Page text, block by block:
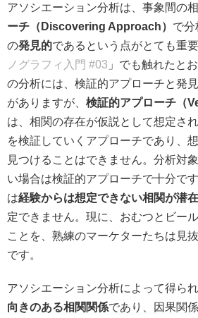
アソシエーション分析は、事象間の
ーチ（Discovering Approach） で分
の発見的であるという点がとても重
ノグラフィ入門 #03 」でも触れたと
の分析には、検証的アプローチと発
がありますが、 検証的アプローチ（
は、相関の存在が仮説として想定さ
を検証していくアプローチであり、
見つけることはできません。分析対
い場合は検証的アプローチで十分で
は経験からは想定できない相関が潜
定できません。現に、おむつとビー
ことを、熟練のマーケターたちは見
です。
アソシエーション分析によって得ら
向きのある相関関係であり、因果関